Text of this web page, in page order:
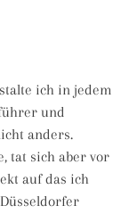
ich in jedem
und
anders.
tat sich aber vor
auf das ich